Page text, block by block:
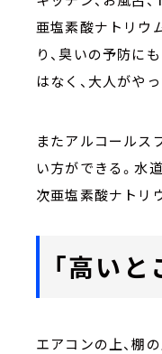
亜塩素酸ナトリウ
り、臭いの予防に
はなく、大人がや
またアルコールス
い方ができる。水
次亜塩素酸ナトリ
「高い
エアコンの上、棚